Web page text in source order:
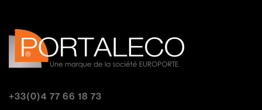
+33(0)4 77 66 18 73